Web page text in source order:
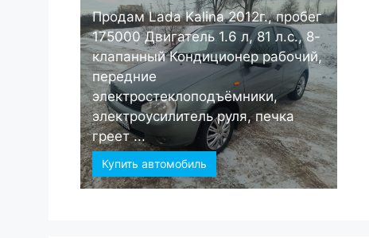
Продам Lada Kalina 2012г., пробег
175000 Двигатель 1.6 л, 81 л.с., 8-
клапанный Кондиционер рабочий,
передние
электростеклоподъёмники,
электроусилитель руля, печка
греет ...
Купить автомобиль